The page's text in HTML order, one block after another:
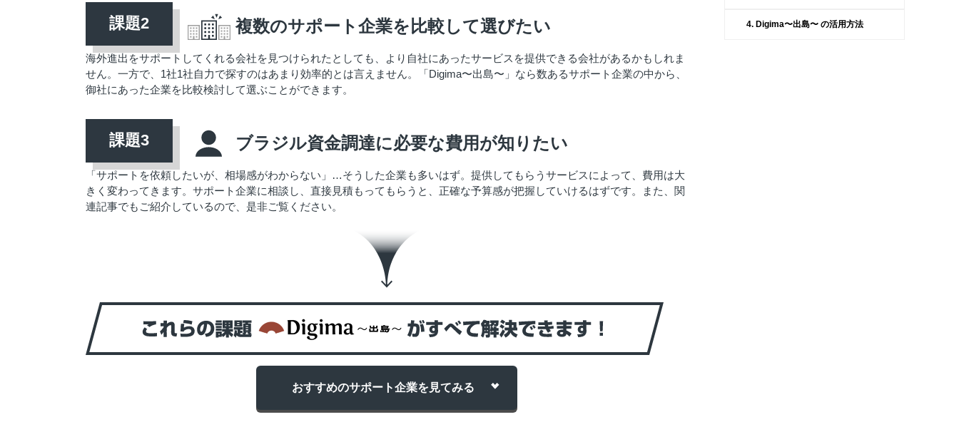
複数のサポート企業を比較して選びたい
海外進出をサポートしてくれる会社を見つけられたとしても、より自社にあったサービスを提供できる会社があるかもしれま
せん。一方で、1社1社自力で探すのはあまり効率的とは言えません。「Digima〜出島〜」なら数あるサポート企業の中から、
御社にあった企業を比較検討して選ぶことができます。
ブラジル資金調達に必要な費用が知りたい
「サポートを依頼したいが、相場感がわからない」…そうした企業も多いはず。提供してもらうサービスによって、費用は大
きく変わってきます。サポート企業に相談し、直接見積もってもらうと、正確な予算感が把握していけるはずです。また、関
連記事でもご紹介しているので、是非ご覧ください。
おすすめのサポート企業を 見てみる
4. Digima〜出島〜 の活用方法